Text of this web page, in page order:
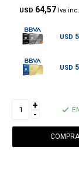
USD 64,57
USD
USD
+
-